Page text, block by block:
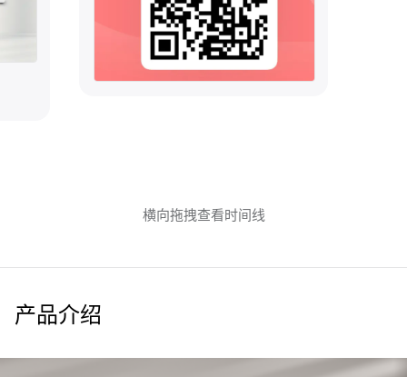
横向拖拽查看时间线
产品介绍